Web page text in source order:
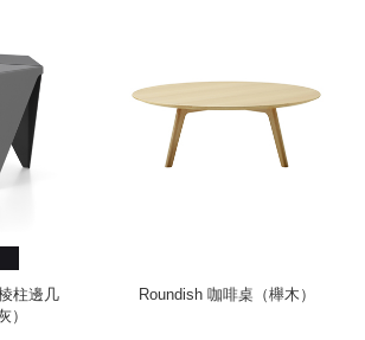
柱邊几
）
Roundish 咖啡桌（櫸木）